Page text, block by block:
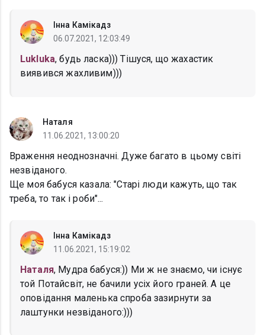
Інна Камікадз
06.07.2021, 12:03:49
Lukluka, будь ласка))) Тішуся, що жахастик
виявився жахливим)))
Наталя
11.06.2021, 13:00:20
Враження неоднозначні. Дуже багато в цьому світі
незвіданого.
Ще моя бабуся казала: "Старі люди кажуть, що так
треба, то так і роби"...
Інна Камікадз
11.06.2021, 15:19:02
Наталя, Мудра бабуся:)) Ми ж не знаємо, чи існує
той Потайсвіт, не бачили усіх його граней. А це
оповідання маленька спроба зазирнути за
лаштунки незвіданого:)))